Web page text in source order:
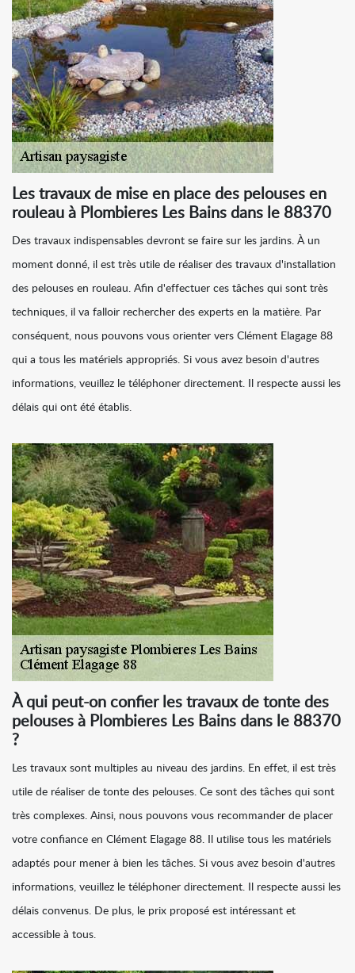
Les travaux de mise en place des pelouses en
rouleau à Plombieres Les Bains dans le 88370
Des travaux indispensables devront se faire sur les jardins. À un
moment donné, il est très utile de réaliser des travaux d'installation
des pelouses en rouleau. Afin d'effectuer ces tâches qui sont très
techniques, il va falloir rechercher des experts en la matière. Par
conséquent, nous pouvons vous orienter vers Clément Elagage 88
qui a tous les matériels appropriés. Si vous avez besoin d'autres
informations, veuillez le téléphoner directement. Il respecte aussi les
délais qui ont été établis.
À qui peut-on confier les travaux de tonte des
pelouses à Plombieres Les Bains dans le 88370
?
Les travaux sont multiples au niveau des jardins. En effet, il est très
utile de réaliser de tonte des pelouses. Ce sont des tâches qui sont
très complexes. Ainsi, nous pouvons vous recommander de placer
votre confiance en Clément Elagage 88. Il utilise tous les matériels
adaptés pour mener à bien les tâches. Si vous avez besoin d'autres
informations, veuillez le téléphoner directement. Il respecte aussi les
délais convenus. De plus, le prix proposé est intéressant et
accessible à tous.